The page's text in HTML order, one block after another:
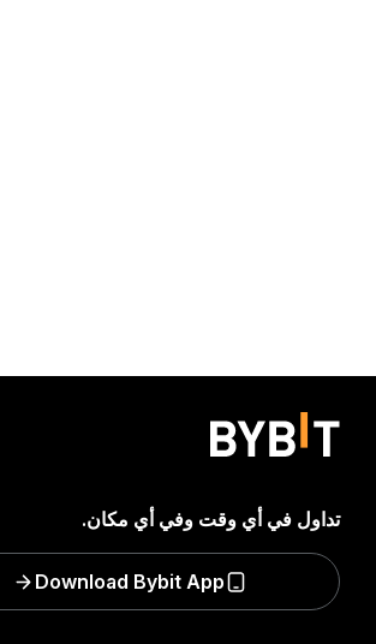
تداول في أي وقت وفي أي مكان.
Download Bybit App